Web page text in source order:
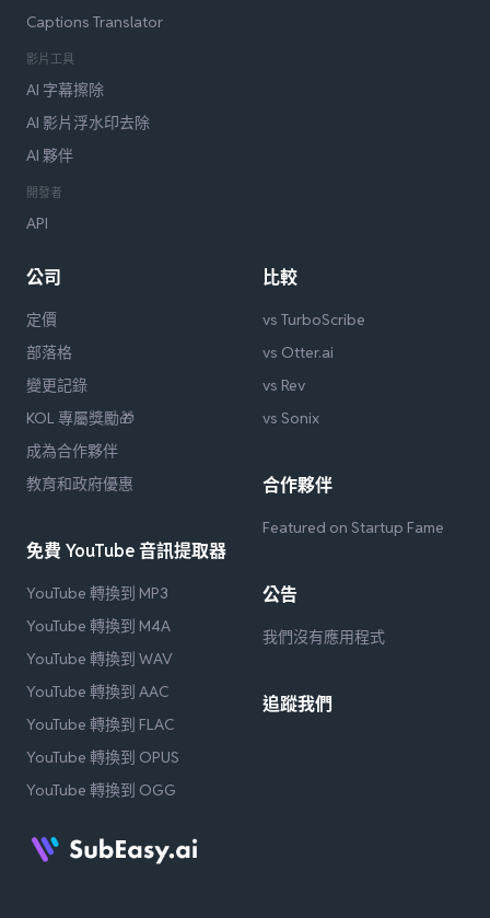
Captions Translator
影片工具
AI 字幕擦除
AI 影片浮水印去除
AI 夥伴
開發者
API
公司
定價
部落格
變更記錄
KOL 專屬獎勵🎁
成為合作夥伴
教育和政府優惠
免費 YouTube 音訊提取器
YouTube 轉換到 MP3
YouTube 轉換到 M4A
YouTube 轉換到 WAV
YouTube 轉換到 AAC
YouTube 轉換到 FLAC
YouTube 轉換到 OPUS
YouTube 轉換到 OGG
比較
vs TurboScribe
vs Otter.ai
vs Rev
vs Sonix
合作夥伴
Featured on Startup Fame
公告
我們沒有應用程式
追蹤我們